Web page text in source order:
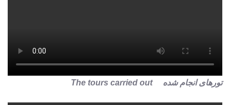
تورهای انجام شده The tours carried out